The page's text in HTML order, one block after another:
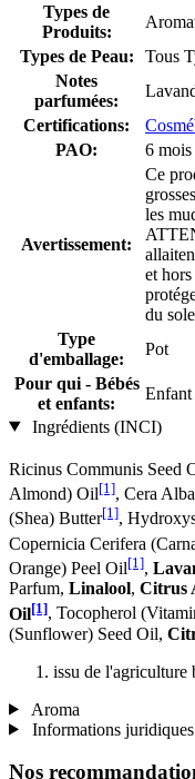
Types de
Produits:
Types de Peau:
Tous
Notes
parfumées:
Certifications:
PAO:
6 mois
Avertissement:
Ce
les
et
du
Type
d'emballage:
Pot
Pour qui - Bébés
et enfants:
Enfant
Ingrédients (INCI)
Ricinus Communis Seed
Almond) Oil[1], Cera
(Shea) Butter[1],
Copernicia Cerifera
Orange) Peel Oil[1],
Parfum, Linalool, Citrus
Oil[1], Tocopherol
(Sunflower) Seed Oil,
issu de l'agriculture
Aroma
Informations juridiques
Nos